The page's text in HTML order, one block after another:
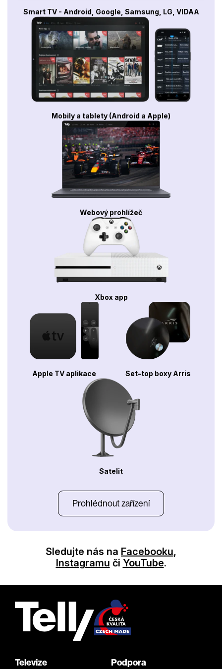
Smart TV - Android, Google, Samsung, LG, VIDAA
Mobily a tablety (Android a Apple)
Webový prohlížeč
Xbox app
Apple TV aplikace Set-top boxy Arris
Satelit
Prohlédnout zařízení
Sledujte nás na Facebooku,
Instagramu či YouTube.
Televize Podpora